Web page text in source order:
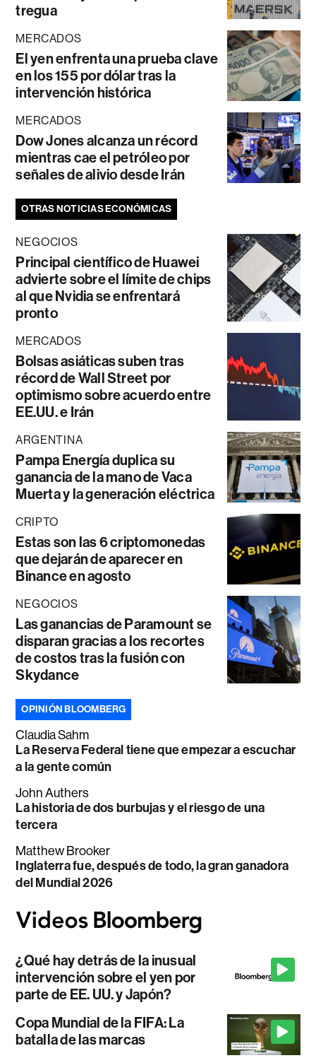
tregua
MERCADOS
El yen enfrenta una prueba clave
en los 155 por dólar tras la
intervención histórica
MERCADOS
Dow Jones alcanza un récord
mientras cae el petróleo por
señales de alivio desde Irán
OTRAS NOTICIAS ECONÓMICAS
NEGOCIOS
Principal científico de Huawei
advierte sobre el límite de chips
al que Nvidia se enfrentará
pronto
MERCADOS
Bolsas asiáticas suben tras
récord de Wall Street por
optimismo sobre acuerdo entre
EE.UU. e Irán
ARGENTINA
Pampa Energía duplica su
ganancia de la mano de Vaca
Muerta y la generación eléctrica
CRIPTO
Estas son las 6 criptomonedas
que dejarán de aparecer en
Binance en agosto
NEGOCIOS
Las ganancias de Paramount se
disparan gracias a los recortes
de costos tras la fusión con
Skydance
OPINIÓN BLOOMBERG
Claudia Sahm
La Reserva Federal tiene que empezar a escuchar
a la gente común
John Authers
La historia de dos burbujas y el riesgo de una
tercera
Matthew Brooker
Inglaterra fue, después de todo, la gran ganadora
del Mundial 2026
¿Qué hay detrás de la inusual
intervención sobre el yen por
parte de EE. UU. y Japón?
Copa Mundial de la FIFA: La
batalla de las marcas